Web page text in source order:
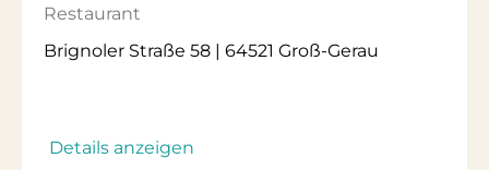
Restaurant
Brignoler Straße 58 | 64521 Groß-Gerau
Details anzeigen